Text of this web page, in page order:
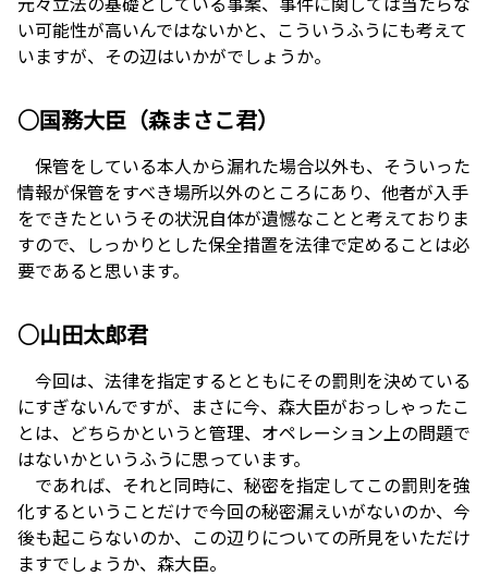
い可能性が高いんではないかと、こういうふうにも考えて
いますが、その辺はいかがでしょうか。
○国務大臣（森まさこ君）
保管をしている本人から漏れた場合以外も、そういった
情報が保管をすべき場所以外のところにあり、他者が入手
をできたというその状況自体が遺憾なことと考えておりま
すので、しっかりとした保全措置を法律で定めることは必
要であると思います。
○山田太郎君
今回は、法律を指定するとともにその罰則を決めている
にすぎないんですが、まさに今、森大臣がおっしゃったこ
とは、どちらかというと管理、オペレーション上の問題で
はないかというふうに思っています。
であれば、それと同時に、秘密を指定してこの罰則を強
化するということだけで今回の秘密漏えいがないのか、今
後も起こらないのか、この辺りについての所見をいただけ
ますでしょうか、森大臣。